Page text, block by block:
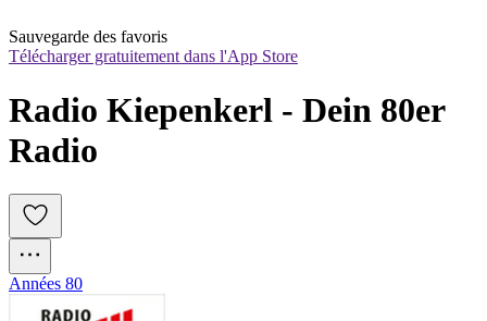
Sauvegarde des favoris
Télécharger gratuitement dans l'App Store
Radio Kiepenkerl - Dein 80er
Radio
Années 80